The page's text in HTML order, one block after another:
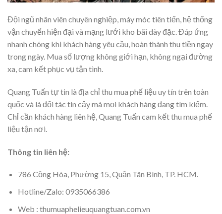
Đội ngũ nhân viên chuyên nghiệp, máy móc tiên tiến, hệ thống
vận chuyển hiện đại và mạng lưới kho bãi dày đặc. Đáp ứng
nhanh chóng khi khách hàng yêu cầu, hoàn thành thu tiền ngay
trong ngày. Mua số lượng không giới hạn, không ngại đường
xa, cam kết phục vụ tận tình.
Quang Tuấn tự tin là địa chỉ thu mua phế liệu uy tín trên toàn
quốc và là đối tác tin cậy mà mọi khách hàng đang tìm kiếm.
Chỉ cần khách hàng liên hệ, Quang Tuấn cam kết thu mua phế
liệu tận nơi.
Thông tin liên hệ:
786 Cộng Hòa, Phường 15, Quận Tân Bình, TP. HCM.
Hotline/Zalo: 0935066386
Web : thumuaphelieuquangtuan.com.vn